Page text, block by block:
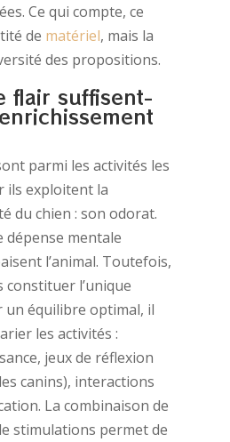
Ce qui compte, ce
de matériel, mais la
des propositions.
flair suffisent-
parmi les activités les
ils exploitent la
du chien : son odorat.
mentale
l’animal. Toutefois,
constituer l’unique
un équilibre optimal, il
les activités :
jeux de réflexion
canins), interactions
La combinaison de
stimulations permet de